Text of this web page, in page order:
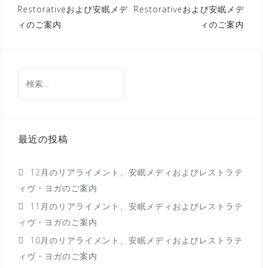
稿
ナ
ー
ョ
Restorativeおよび安眠メデ
ィのご案内
Restorativeおよび安眠メデ
ィのご案内
索:
最近の投稿
12月のリアライメント、安眠メディおよびレストラテ
ィヴ・ヨガのご案内
11月のリアライメント、安眠メディおよびレストラテ
ィヴ・ヨガのご案内
10月のリアライメント、安眠メディおよびレストラテ
ィヴ・ヨガのご案内